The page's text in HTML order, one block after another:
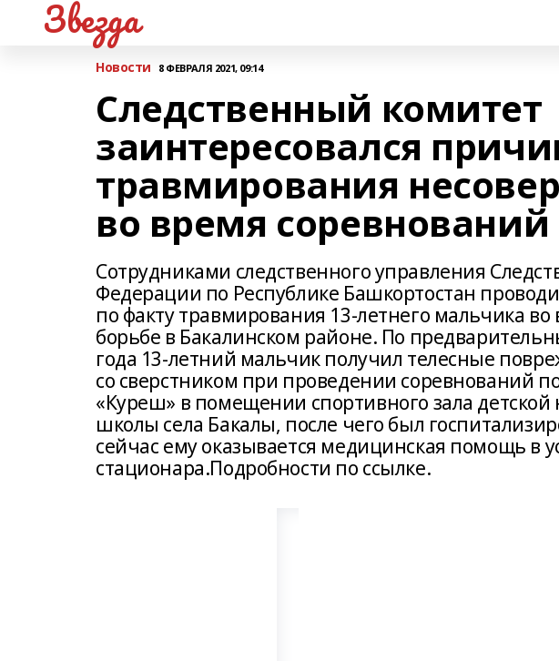
Звезда
Новости 8 ФЕВРАЛЯ 2021, 09:14
Следственный комитет
заинтересовался
травмирования
во время соревнований
Сотрудниками следственного управления
Федерации по Республике Башкортостан
по факту травмирования 13-летнего мальчика
борьбе в Бакалинском районе. По
года 13-летний мальчик получил телесные
со сверстником при проведении соревнований
«Куреш» в помещении спортивного зала
школы села Бакалы, после чего был
сейчас ему оказывается медицинская помощь в
стационара.Подробности по ссылке.